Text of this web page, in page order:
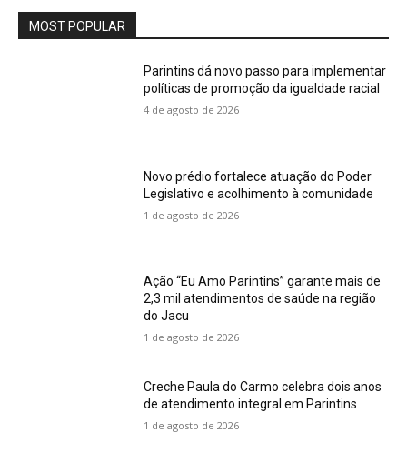
MOST POPULAR
Parintins dá novo passo para implementar
políticas de promoção da igualdade racial
4 de agosto de 2026
Novo prédio fortalece atuação do Poder
Legislativo e acolhimento à comunidade
1 de agosto de 2026
Ação “Eu Amo Parintins” garante mais de
2,3 mil atendimentos de saúde na região
do Jacu
1 de agosto de 2026
Creche Paula do Carmo celebra dois anos
de atendimento integral em Parintins
1 de agosto de 2026